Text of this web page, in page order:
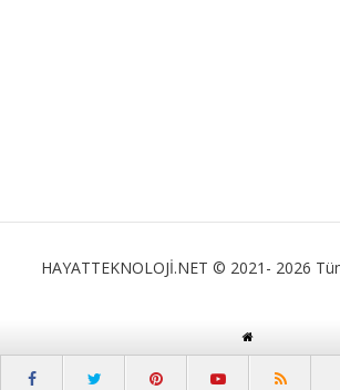
HAYATTEKNOLOJİ.NET © 2021- 2026